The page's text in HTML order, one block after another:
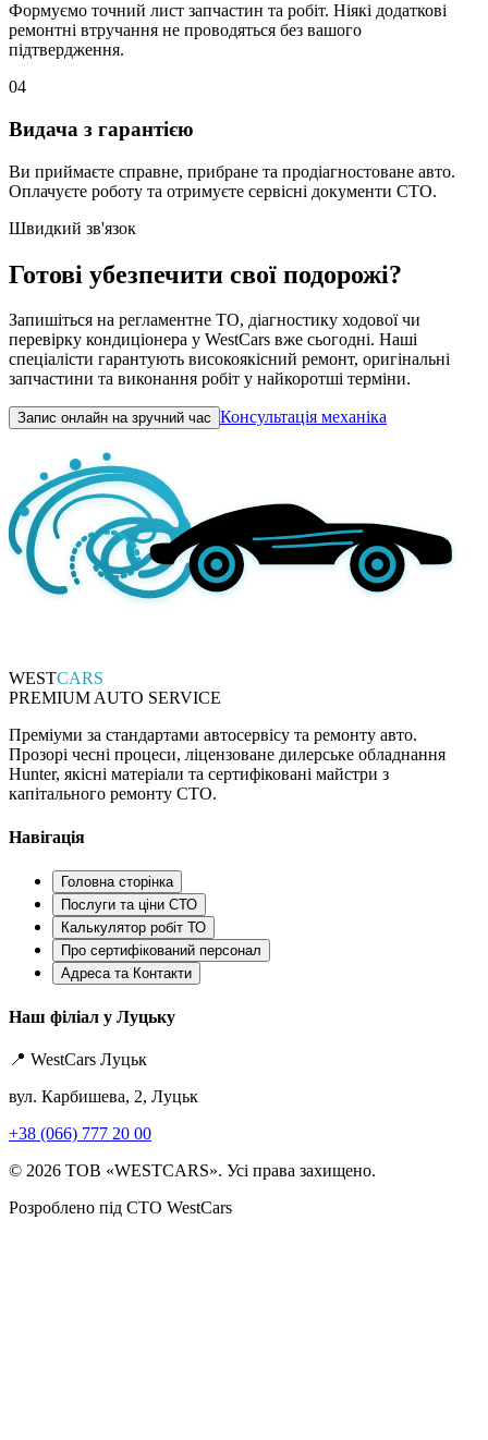
Формуємо точний лист запчастин та робіт. Ніякі додаткові
ремонтні втручання не проводяться без вашого
підтвердження.
04
Видача з гарантією
Ви приймаєте справне, прибране та продіагностоване авто.
Оплачуєте роботу та отримуєте сервісні документи СТО.
Швидкий зв'язок
Готові убезпечити свої подорожі?
Запишіться на регламентне ТО, діагностику ходової чи
перевірку кондиціонера у WestCars вже сьогодні. Наші
спеціалісти гарантують високоякісний ремонт, оригінальні
запчастини та виконання робіт у найкоротші терміни.
Запис онлайн на зручний час Консультація механіка
WESTCARS
PREMIUM AUTO SERVICE
Преміуми за стандартами автосервісу та ремонту авто.
Прозорі чесні процеси, ліцензоване дилерське обладнання
Hunter, якісні матеріали та сертифіковані майстри з
капітального ремонту СТО.
Навігація
Головна сторінка
Послуги та ціни СТО
Калькулятор робіт ТО
Про сертифікований персонал
Адреса та Контакти
Наш філіал у Луцьку
📍 WestCars Луцьк
вул. Карбишева, 2, Луцьк
+38 (066) 777 20 00
© 2026 ТОВ «WESTCARS». Усі права захищено.
Розроблено під СТО WestCars